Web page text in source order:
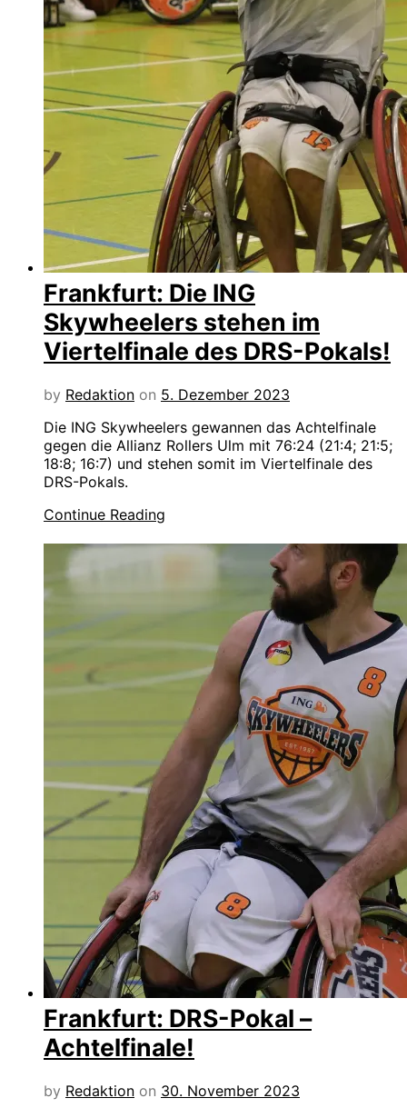
Frankfurt: Die ING
Skywheelers stehen im
Viertelfinale des DRS-Pokals!
by Redaktion on 5. Dezember 2023
Die ING Skywheelers gewannen das Achtelfinale
gegen die Allianz Rollers Ulm mit 76:24 (21:4; 21:5;
18:8; 16:7) und stehen somit im Viertelfinale des
DRS-Pokals.
Continue Reading
Frankfurt: DRS-Pokal –
Achtelfinale!
by Redaktion on 30. November 2023